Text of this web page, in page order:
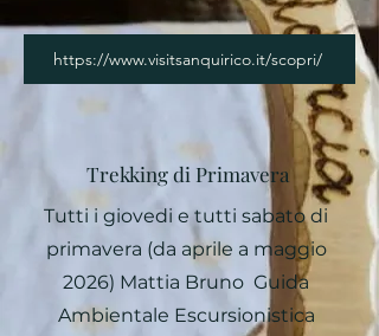
https://www.visitsanquirico.it/scopri/
Trekking di Primavera
Tutti i giovedi e tutti sabato di
primavera (da aprile a maggio
2026) Mattia Bruno Guida
Ambientale Escursionistica